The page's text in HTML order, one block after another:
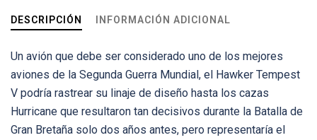
DESCRIPCIÓN INFORMACIÓN ADICIONAL
Un avión que debe ser considerado uno de los mejores
aviones de la Segunda Guerra Mundial, el Hawker Tempest
V podría rastrear su linaje de diseño hasta los cazas
Hurricane que resultaron tan decisivos durante la Batalla de
Gran Bretaña solo dos años antes, pero representaría el